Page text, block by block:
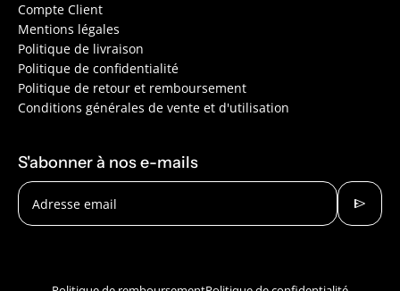
Compte Client
Mentions légales
Politique de livraison
Politique de confidentialité
Politique de retour et remboursement
Conditions générales de vente et d'utilisation
S'abonner à nos e-mails
Adresse email send